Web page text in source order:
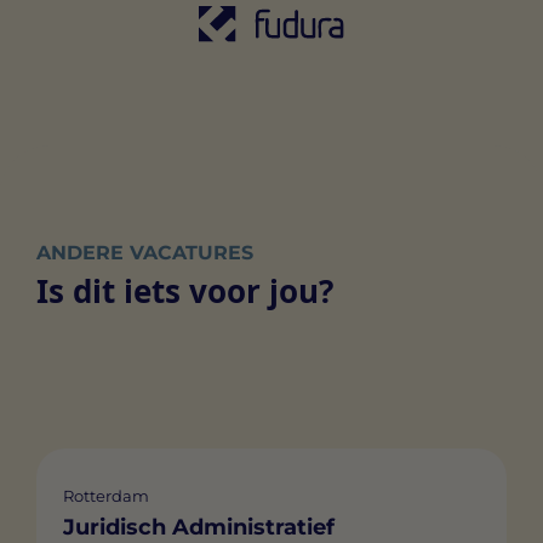
ANDERE VACATURES
Is dit iets voor jou?
Rotterdam
Juridisch Administratief